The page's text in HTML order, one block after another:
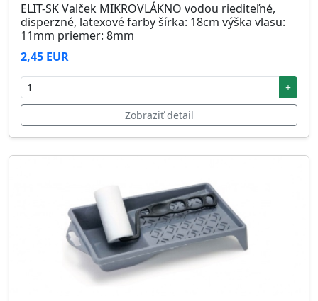
ELIT-SK Valček MIKROVLÁKNO vodou riediteľné,
disperzné, latexové farby šírka: 18cm výška vlasu:
11mm priemer: 8mm
2,45 EUR
+
Zobraziť detail